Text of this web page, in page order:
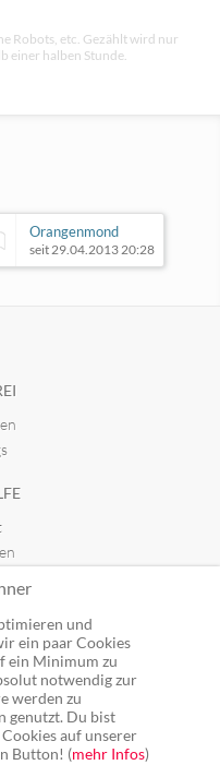
Robots, etc. Gezählt wird nur
einer halben Stunde.
Orangenmond
seit 29.04.2013 20:28
und
ein paar Cookies
ein Minimum zu
notwendig zur
werden zu
genutzt. Du bist
auf unserer
Button! (mehr Infos)